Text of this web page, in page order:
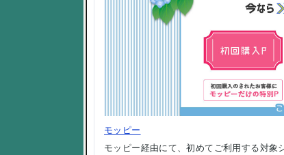
モッピー
モッピー経由にて、初めてご利用する対象